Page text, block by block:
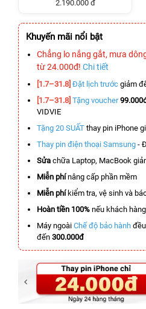
2.190.000 đ
Khuyến mãi nổi bật
Chẳng lo nắng gắt, mưa
từ 24.000đ! Chi tiết
[1.7–31.8] Đặt lịch trước giảm
[1.7–31.8] Tặng voucher
VIDVIE
Tặng 20 SUẤT thay pin iPhone
Thay pin điện thoại Samsung -
Sửa chữa Laptop, MacBook
Miễn phínâng cấp phần mềm
Miễn phíkiểm tra, vệ sinh và
Hoàn tiền 100% nếu khách
Máy ngoài Chế độ bảo hành
đến 300.000đ